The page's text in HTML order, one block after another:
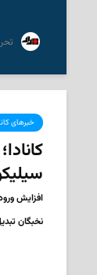
خبرهای
افزایش
نخبگان